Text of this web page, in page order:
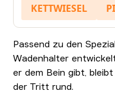
KETTWIESEL
Passend zu den
Wadenhalter
er dem Bein gibt,
der Tritt rund.